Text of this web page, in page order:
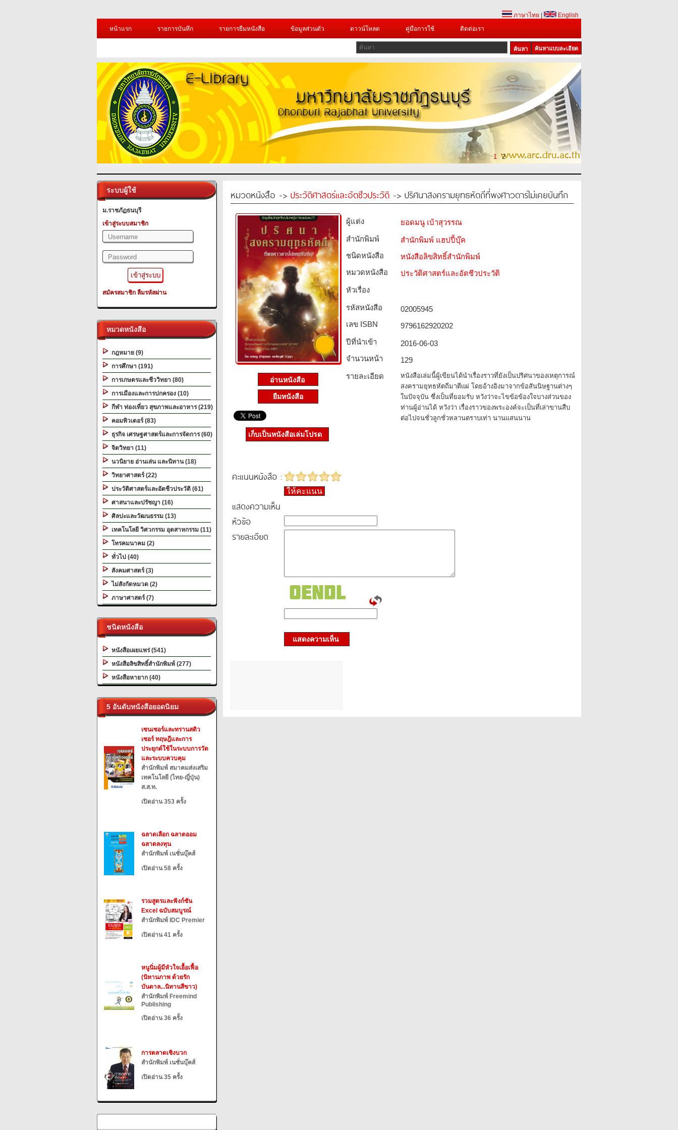
ภาษาไทย
English
หน้าแรก
รายการบันทึก รายการยืมหนังสือ ข้อมูลส่วนตัว ดาวน์โหลด คู่มือการใช้ ติดต่อเรา
ค้นหาแบบละเอียด
1 2
ระบบผู้ใช้
ม.ราชภัฏธนบุรี
เข้าสู่ระบบสมาชิก
สมัครสมาชิก ลืมรหัสผ่าน
หมวดหนังสือ
กฎหมาย (9)
การศึกษา (191)
การเกษตรและชีววิทยา (80)
การเมืองและการปกครอง (10)
กีฬา ท่องเที่ยว สุขภาพและอาหาร (219)
คอมพิวเตอร์ (83)
ธุรกิจ เศรษฐศาสตร์และการจัดการ (60)
จิตวิทยา (11)
นวนิยาย อ่านเล่น และนิทาน (18)
วิทยาศาสตร์ (22)
ประวัติศาสตร์และอัตชีวประวัติ (61)
ศาสนาและปรัชญา (16)
ศิลปะและวัฒนธรรม (13)
เทคโนโลยี วิศวกรรม อุตสาหกรรม (11)
โทรคมนาคม (2)
ทั่วไป (40)
สังคมศาสตร์ (3)
ไม่สังกัดหมวด (2)
ภาษาศาสตร์ (7)
ชนิดหนังสือ
หนังสือเผยแพร่ (541)
หนังสือลิขสิทธิ์สำนักพิมพ์ (277)
หนังสือหายาก (40)
5 อันดับหนังสือยอดนิยม
เซนเซอร์และทรานสดิว
เซอร์ ทฤษฎีและการ
ประยุกต์ใช้ในระบบการวัด
และระบบควบคุม
สำนักพิมพ์ สมาคมส่งเสริม
เทคโนโลยี (ไทย-ญี่ปุ่น)
ส.ส.ท.
เปิดอ่าน 353 ครั้ง
ฉลาดเลือก ฉลาดออม
ฉลาดลงทุน
สำนักพิมพ์ เนชั่นบุ๊คส์
เปิดอ่าน 58 ครั้ง
รวมสูตรและฟังก์ชัน
Excel ฉบับสมบูรณ์
สำนักพิมพ์ IDC Premier
เปิดอ่าน 41 ครั้ง
หนูนิ่มผู้มีหัวใจเอื้อเฟื้อ
(นิทานภาพ ด้วยรัก
บันดาล...นิทานสีขาว)
สำนักพิมพ์ Freemind
Publishing
เปิดอ่าน 36 ครั้ง
การตลาดเชิงบวก
สำนักพิมพ์ เนชั่นบุ๊คส์
เปิดอ่าน 35 ครั้ง
หมวดหนังสือ -> ประวัติศาสตร์และอัตชีวประวัติ -> ปริศนาสงครามยุทธหัตถีที่พงศาวดารไม่เคยบันทึก
ยืมหนังสือ
ผู้แต่ง
ยอดมนู เบ้าสุวรรณ
สำนักพิมพ์
สำนักพิมพ์ แฮปปี้บุ๊ค
ชนิดหนังสือ­
หนังสือลิขสิทธิ์สำนักพิมพ์
หมวดหนังสือ­
ประวัติศาสตร์และอัตชีวประวัติ
หัวเรื่อง
รหัสหนังสือ­
02005945
เลข ISBN
9796162920202
ปีที่นำเข้า
2016-06-03
จำนวนหน้า
129
รายละเอียด
หนังสือเล่มนี้ผู้เขียนได้นำเรื่องราวที่ยังเป็นปริศนาของเหตุการณ์
สงครามยุทธหัตถีมาตีแผ่ โดยอ้างอิงมาจากข้อสันนิษฐานต่างๆ
ในปัจจุบัน ซึ่งเป็นที่ยอมรับ หวังว่าจะไขข้อข้องใจบางส่วนของ
ท่านผู้อ่านได้ หวังว่า เรื่องราวของพระองค์จะเป็นที่เล่าขานสืบ
ต่อไปจนชั่วลูกชั่วหลานตราบเท่า นานแสนนาน
เก็บเป็นหนังสือเล่มโปรด
คะแนนหนังสือ :
ให้คะแนน
แสดงความเห็น
หัวข้อ
รายละเอียด
แสดงความเห็น